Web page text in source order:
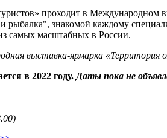
проходит в
рыбалка", знакомой каждому
самых масштабных в России.
выставка-ярмарка «Территория
в 2022 году. Даты пока не